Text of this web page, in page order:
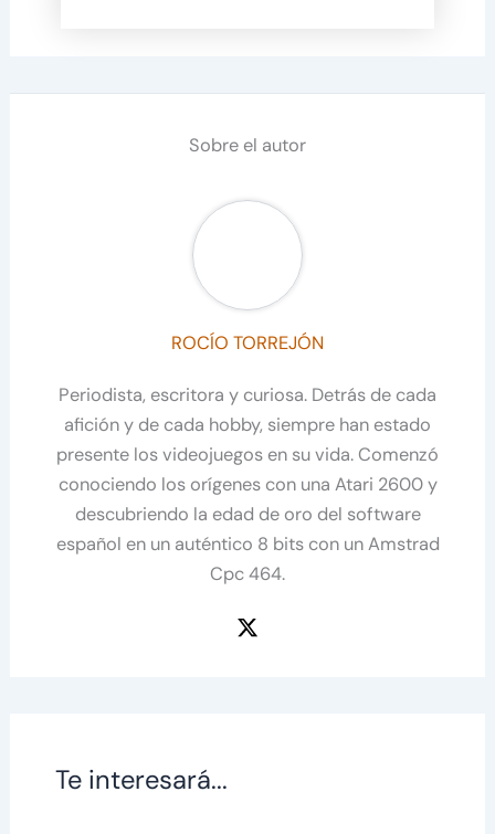
Sobre el autor
ROCÍO TORREJÓN
Periodista, escritora y curiosa. Detrás de cada
afición y de cada hobby, siempre han estado
presente los videojuegos en su vida. Comenzó
conociendo los orígenes con una Atari 2600 y
descubriendo la edad de oro del software
español en un auténtico 8 bits con un Amstrad
Cpc 464.
Te interesará...